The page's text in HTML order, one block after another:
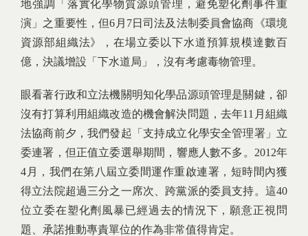
地強調「落實化學物質源頭管理，避免塑化劑事件重
演」之重要性，但6月7日司法及法制委員會協商《環境
資源部組織法》，在場立委以下水道預算規模達數百
億，決議增設「下水道局」，沒有考慮毒物管理。
眼看著行政和立法機關明知化學品源頭管理是關鍵，卻
沒有打算利用組織改造的機會解決問題，去年11月組織
法協商前夕，我們發起「支持成立化學安全管理署」立
委連署，但正值立委選舉期間，響應人數不多。2012年
4月，我們在第八屆立委間運作重啟連署，短時間內獲
得立法院超過三分之一席次、跨黨派的委員支持。這40
位立委在塑化劑風暴已經過去的情況下，願意正視問
題、承諾推動專責單位的作為非常值得肯定。